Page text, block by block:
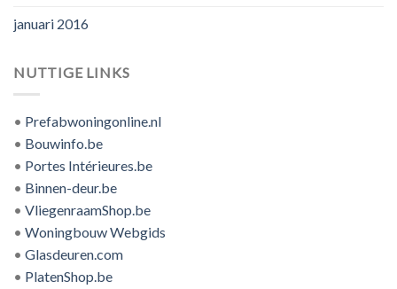
januari 2016
NUTTIGE LINKS
• Prefabwoningonline.nl
• Bouwinfo.be
• Portes Intérieures.be
• Binnen-deur.be
• VliegenraamShop.be
• Woningbouw Webgids
• Glasdeuren.com
• PlatenShop.be